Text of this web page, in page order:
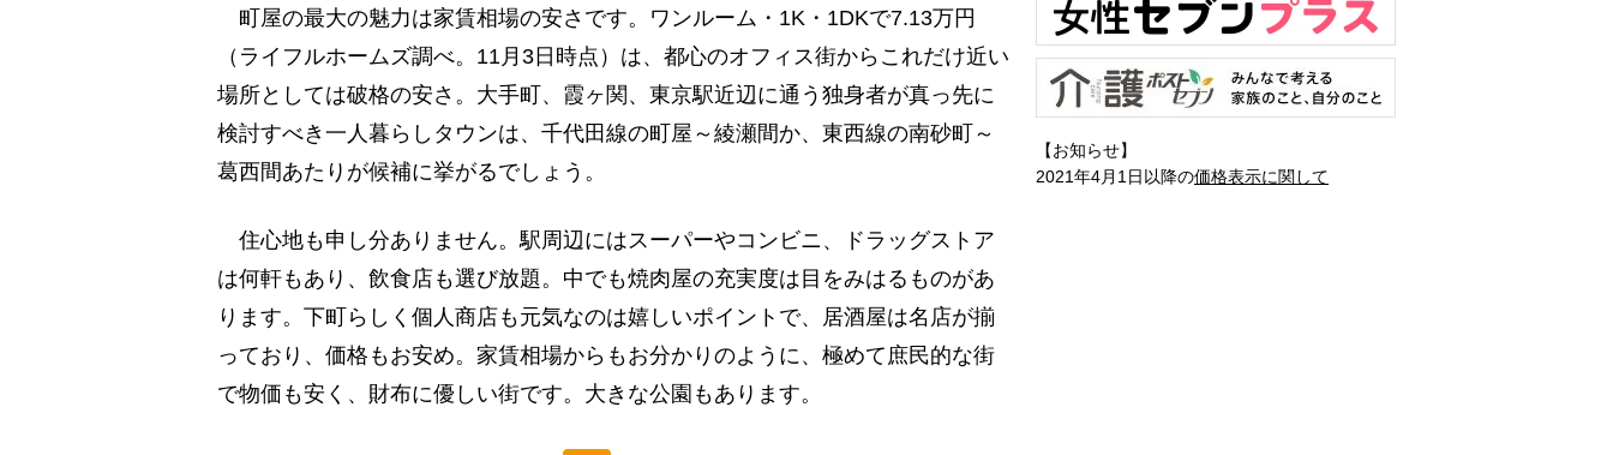
町屋の最大の魅力は家賃相場の安さです。ワンルーム・1K・1DKで7.13万円
（ライフルホームズ調べ。11月3日時点）は、都心のオフィス街からこれだけ近い
場所としては破格の安さ。大手町、霞ヶ関、東京駅近辺に通う独身者が真っ先に
検討すべき一人暮らしタウンは、千代田線の町屋～綾瀬間か、東西線の南砂町～
葛西間あたりが候補に挙がるでしょう。
住心地も申し分ありません。駅周辺にはスーパーやコンビニ、ドラッグストア
は何軒もあり、飲食店も選び放題。中でも焼肉屋の充実度は目をみはるものがあ
ります。下町らしく個人商店も元気なのは嬉しいポイントで、居酒屋は名店が揃
っており、価格もお安め。家賃相場からもお分かりのように、極めて庶民的な街
で物価も安く、財布に優しい街です。大きな公園もあります。
【お知らせ】
2021年4月1日以降の価格表示に関して